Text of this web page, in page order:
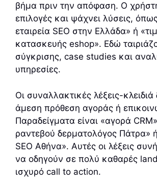
βήμα πριν την απόφαση. Ο
επιλογές και ψάχνει λύσεις,
εταιρεία SEO στην Ελλάδα» ή
κατασκευής eshop». Εδώ
σύγκρισης, case studies και
υπηρεσίες.
Οι συναλλακτικές λέξεις-κλειδιά
άμεση πρόθεση αγοράς ή
Παραδείγματα είναι «αγορά
ραντεβού δερματολόγος Πάτρα»
SEO Αθήνα». Αυτές οι λέξεις
να οδηγούν σε πολύ καθαρές
ισχυρό call to action.